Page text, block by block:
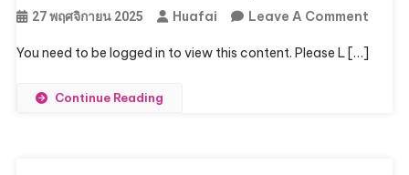
27 พฤศจิกายน 2025 Huafai Leave A CommentOn
บริการ
You need to be logged in to view this content. Please L […]
Continue Reading